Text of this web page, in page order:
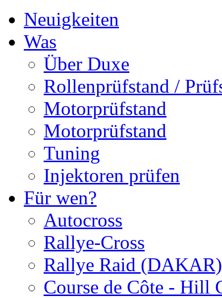
Neuigkeiten
Was
Über Duxe
Rollenprüfstand /
Motorprüfstand
Motorprüfstand
Tuning
Injektoren prüfen
Für wen?
Autocross
Rallye-Cross
Rallye Raid (DAKAR)
Course de Côte - Hill